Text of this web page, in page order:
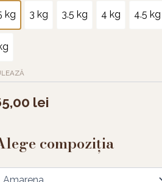
kg 3 kg 3.5 kg 4 kg 4.5 kg
lei
compoziția